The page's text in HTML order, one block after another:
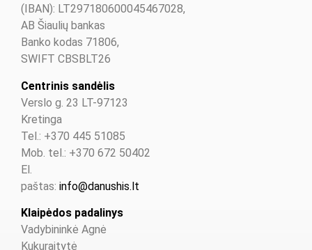
(IBAN): LT297180600045467028,
AB Šiaulių bankas
Banko kodas 71806,
SWIFT CBSBLT26
Centrinis sandėlis
Verslo g. 23 LT-97123
Kretinga
Tel.: +370 445 51085
Mob. tel.: +370 672 50402
El.
paštas: info@danushis.lt
Klaipėdos padalinys
Vadybininkė Agnė
Kukuraitytė